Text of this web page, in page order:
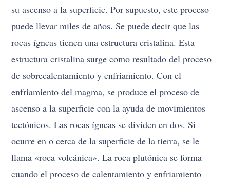
su ascenso a la superficie. Por supuesto, este proceso
puede llevar miles de años. Se puede decir que las
rocas ígneas tienen una estructura cristalina. Esta
estructura cristalina surge como resultado del proceso
de sobrecalentamiento y enfriamiento. Con el
enfriamiento del magma, se produce el proceso de
ascenso a la superficie con la ayuda de movimientos
tectónicos. Las rocas ígneas se dividen en dos. Si
ocurre en o cerca de la superficie de la tierra, se le
llama «roca volcánica». La roca plutónica se forma
cuando el proceso de calentamiento y enfriamiento